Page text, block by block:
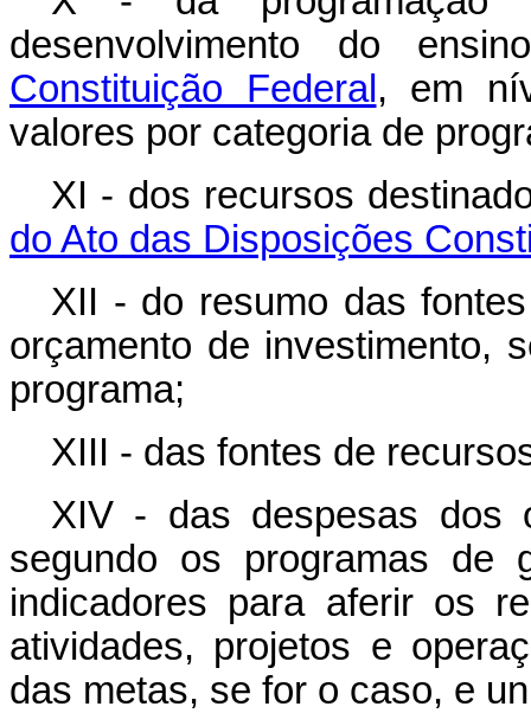
desenvolvimento do
Constituição Federal , em
valores por categoria de
XI - dos recursos
do Ato das Disposições
XII - do resumo das
orçamento de investimento,
programa;
XIII - das fontes de
XIV - das despesas dos
segundo os programas de
indicadores para aferir os
atividades, projetos e
das metas, se for o caso, e